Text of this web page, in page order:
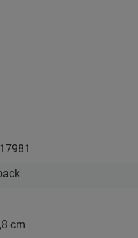
tricks te zien.
cm